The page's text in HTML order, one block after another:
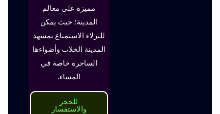
مميزة على معالم
المدينة؛ حيث يمكن
للنزلاء الاستمتاع بمشهد
المدينة الخلاب وأضواءها
الساحرة خاصة في
المساء.
للحجز
والاستفسار